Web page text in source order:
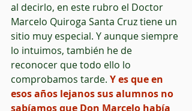
al decirlo, en este rubro el Doctor
Marcelo Quiroga Santa Cruz tiene un
sitio muy especial. Y aunque siempre
lo intuimos, también he de
reconocer que todo ello lo
comprobamos tarde. Y es que en
esos años lejanos sus alumnos no
sabíamos que Don Marcelo había